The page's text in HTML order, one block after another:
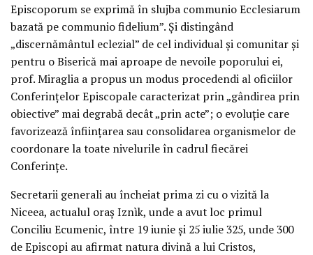
Episcoporum se exprimă în slujba communio Ecclesiarum
bazată pe communio fidelium”. Și distingând
„discernământul eclezial” de cel individual și comunitar și
pentru o Biserică mai aproape de nevoile poporului ei,
prof. Miraglia a propus un modus procedendi al oficiilor
Conferințelor Episcopale caracterizat prin „gândirea prin
obiective” mai degrabă decât „prin acte”; o evoluție care
favorizează înființarea sau consolidarea organismelor de
coordonare la toate nivelurile în cadrul fiecărei
Conferințe.
Secretarii generali au încheiat prima zi cu o vizită la
Niceea, actualul oraș Iznìk, unde a avut loc primul
Conciliu Ecumenic, între 19 iunie și 25 iulie 325, unde 300
de Episcopi au afirmat natura divină a lui Cristos,